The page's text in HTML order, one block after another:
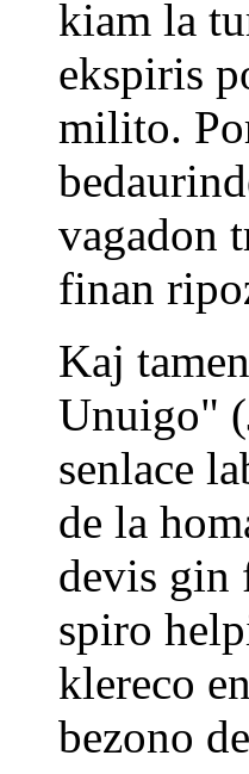
kiam la
ekspiris
milito.
vagadon
finan
Kaj
Unuigo"
senlace
de la
devis gin
spiro
klereco
bezono